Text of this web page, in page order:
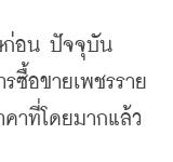
ก่อน ปัจจุบัน
ซื้อขายเพชรราย
าที่โดยมากแล้ว